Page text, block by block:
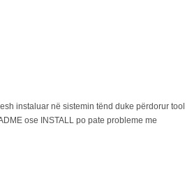
instaluar në sistemin tënd duke përdorur tool
ose INSTALL po pate probleme me